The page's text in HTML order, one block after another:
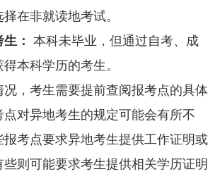
在非就读地考试。
：
本科未毕业，但通过自考、成
本科学历的考生。
况，考生需要提前查阅报考点的具体
对异地考生的规定可能会有所不
报考点要求异地考生提供工作证明或
些则可能要求考生提供相关学历证明